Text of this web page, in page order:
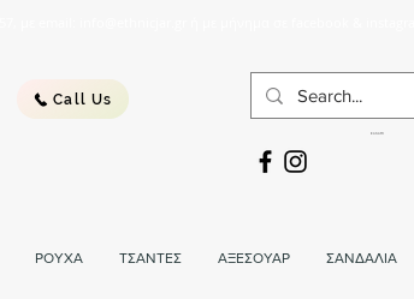
Call Us
ΡΟΥΧΑ ΤΣΑΝΤΕΣ ΑΞΕΣΟΥΑΡ ΣΑΝΔΑΛΙΑ